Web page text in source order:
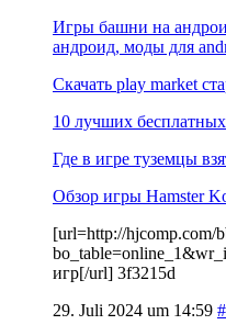
Игры башни на
андроид, моды для
Скачать play market
10 лучших
Где в игре туземцы
Обзор игры Hamster
[url=http://hjcomp.com/
игр[/url] 3f3215d
29. Juli 2024 um 14:59